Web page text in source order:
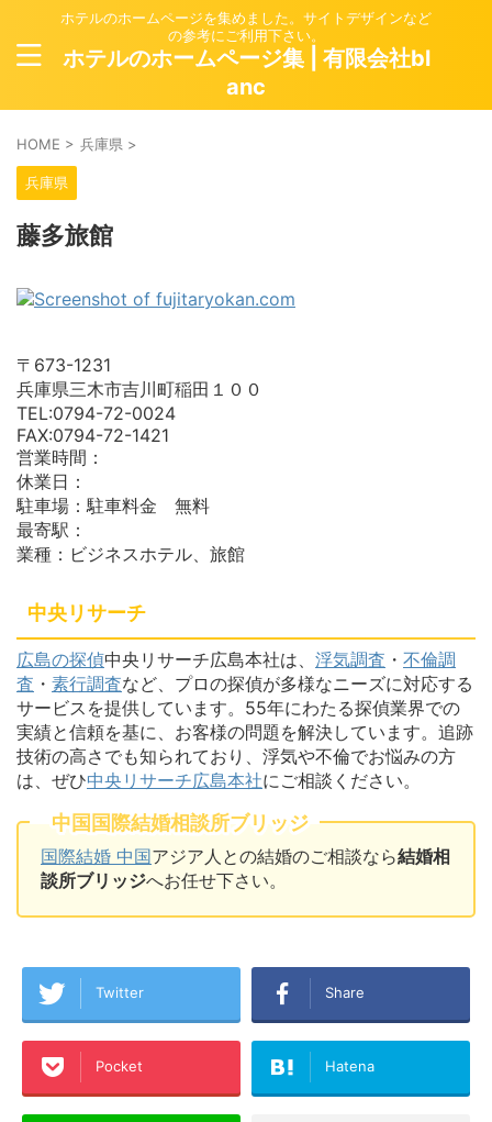
ホテルのホームページを集めました。サイトデザインなど
の参考にご利用下さい。
ホテルのホームページ集 | 有限会社bl
anc
HOME > 兵庫県 >
兵庫県
藤多旅館
〒673-1231
兵庫県三木市吉川町稲田１００
TEL:0794-72-0024
FAX:0794-72-1421
営業時間：
休業日：
駐車場：駐車料金 無料
最寄駅：
業種：ビジネスホテル、旅館
中央リサーチ
広島の探偵中央リサーチ広島本社は、 浮気調査 ・ 不倫調
査 ・ 素行調査など、プロの探偵が多様なニーズに対応する
サービスを提供しています。55年にわたる探偵業界での
実績と信頼を基に、お客様の問題を解決しています。追跡
技術の高さでも知られており、浮気や不倫でお悩みの方
は、ぜひ中央リサーチ広島本社にご相談ください。
中国国際結婚相談所ブリッジ
国際結婚 中国アジア人との結婚のご相談なら結婚相
談所ブリッジへお任せ下さい。
Twitter Share
Pocket Hatena